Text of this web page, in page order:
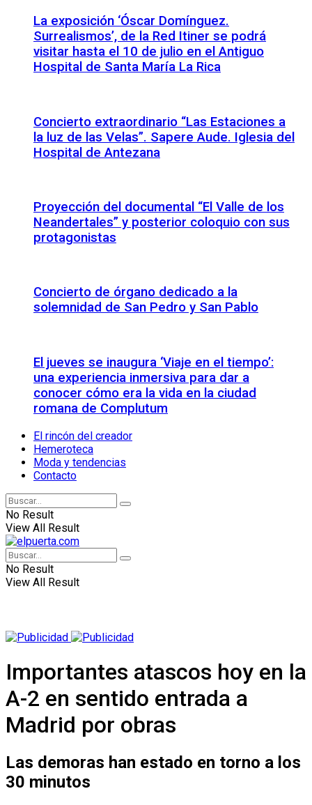
La exposición ‘Óscar Domínguez.
Surrealismos’, de la Red Itiner se podrá
visitar hasta el 10 de julio en el Antiguo
Hospital de Santa María La Rica
Concierto extraordinario “Las Estaciones a
la luz de las Velas”. Sapere Aude. Iglesia del
Hospital de Antezana
Proyección del documental “El Valle de los
Neandertales” y posterior coloquio con sus
protagonistas
Concierto de órgano dedicado a la
solemnidad de San Pedro y San Pablo
El jueves se inaugura ‘Viaje en el tiempo’:
una experiencia inmersiva para dar a
conocer cómo era la vida en la ciudad
romana de Complutum
El rincón del creador
Hemeroteca
Moda y tendencias
Contacto
No Result
View All Result
No Result
View All Result
Importantes atascos hoy en la
A-2 en sentido entrada a
Madrid por obras
Las demoras han estado en torno a los
30 minutos